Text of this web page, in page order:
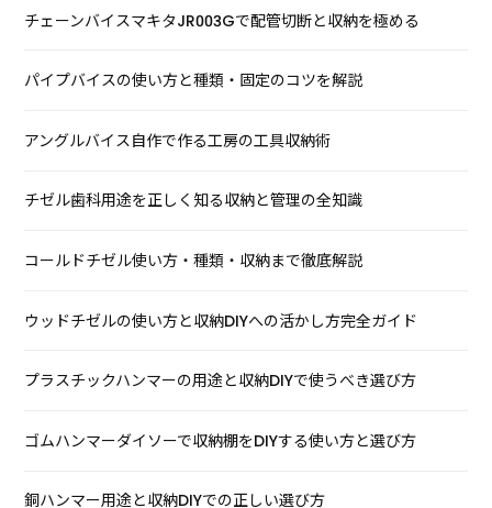
チェーンバイスマキタJR003Gで配管切断と収納を極める
パイプバイスの使い方と種類・固定のコツを解説
アングルバイス自作で作る工房の工具収納術
チゼル歯科用途を正しく知る収納と管理の全知識
コールドチゼル使い方・種類・収納まで徹底解説
ウッドチゼルの使い方と収納DIYへの活かし方完全ガイド
プラスチックハンマーの用途と収納DIYで使うべき選び方
ゴムハンマーダイソーで収納棚をDIYする使い方と選び方
銅ハンマー用途と収納DIYでの正しい選び方